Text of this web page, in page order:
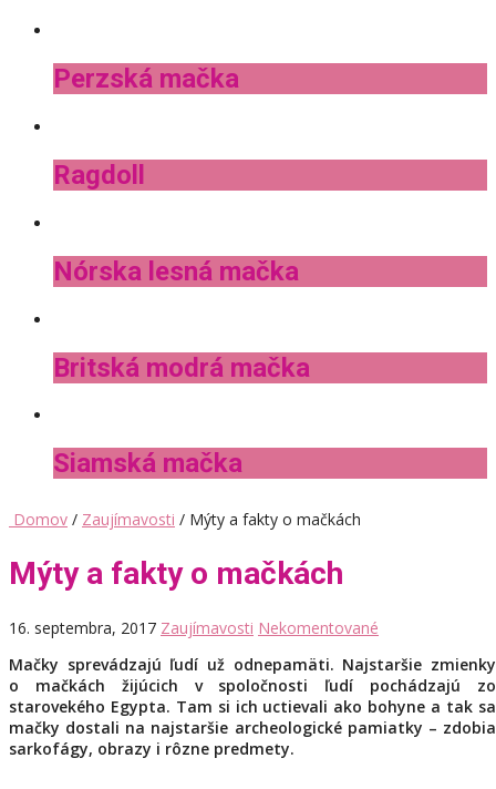
Perzská mačka
Ragdoll
Nórska lesná mačka
Britská modrá mačka
Siamská mačka
Domov / Zaujímavosti / Mýty a fakty o mačkách
Mýty a fakty o mačkách
16. septembra, 2017 Zaujímavosti Nekomentované
Mačky sprevádzajú ľudí už odnepamäti. Najstaršie zmienky
o mačkách žijúcich v spoločnosti ľudí pochádzajú zo
starovekého Egypta. Tam si ich uctievali ako bohyne a tak sa
mačky dostali na najstaršie archeologické pamiatky – zdobia
sarkofágy, obrazy i rôzne predmety.